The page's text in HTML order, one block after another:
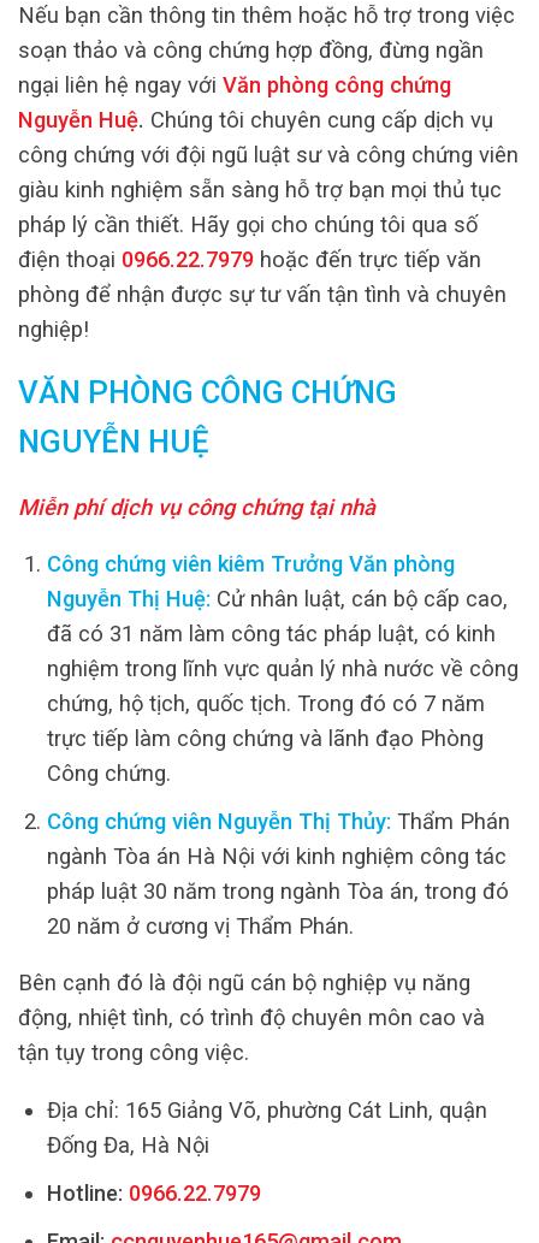
Nếu bạn cần thông tin thêm hoặc hỗ trợ trong việc
soạn thảo và công chứng hợp đồng, đừng ngần
ngại liên hệ ngay với Văn phòng công chứng
Nguyễn Huệ. Chúng tôi chuyên cung cấp dịch vụ
công chứng với đội ngũ luật sư và công chứng viên
giàu kinh nghiệm sẵn sàng hỗ trợ bạn mọi thủ tục
pháp lý cần thiết. Hãy gọi cho chúng tôi qua số
điện thoại 0966.22.7979 hoặc đến trực tiếp văn
phòng để nhận được sự tư vấn tận tình và chuyên
nghiệp!
VĂN PHÒNG CÔNG CHỨNG
NGUYỄN HUỆ
Miễn phí dịch vụ công chứng tại nhà
Công chứng viên kiêm Trưởng Văn phòng
Nguyễn Thị Huệ: Cử nhân luật, cán bộ cấp cao,
đã có 31 năm làm công tác pháp luật, có kinh
nghiệm trong lĩnh vực quản lý nhà nước về công
chứng, hộ tịch, quốc tịch. Trong đó có 7 năm
trực tiếp làm công chứng và lãnh đạo Phòng
Công chứng.
Công chứng viên Nguyễn Thị Thủy: Thẩm Phán
ngành Tòa án Hà Nội với kinh nghiệm công tác
pháp luật 30 năm trong ngành Tòa án, trong đó
20 năm ở cương vị Thẩm Phán.
Bên cạnh đó là đội ngũ cán bộ nghiệp vụ năng
động, nhiệt tình, có trình độ chuyên môn cao và
tận tụy trong công việc.
Địa chỉ: 165 Giảng Võ, phường Cát Linh, quận
Đống Đa, Hà Nội
Hotline: 0966.22.7979